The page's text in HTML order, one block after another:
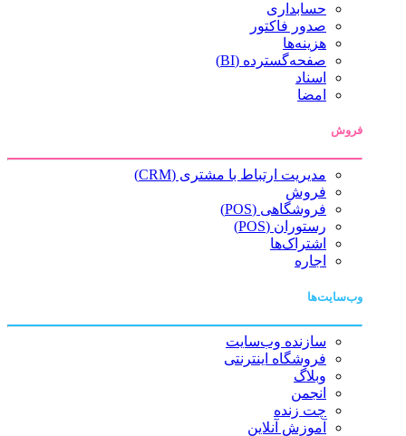
حسابداری
صدور فاکتور
هزینه‌ها
صفحه‌گسترده (BI)
اسناد
امضا
فروش
مدیریت ارتباط با مشتری (CRM)
فروش
فروشگاهی (POS)
رستوران (POS)
اشتراک‌ها
اجاره
وب‌سایت‌ها
سازنده وب‌سایت
فروشگاه اینترنتی
وبلاگ
انجمن
چت زنده
آموزش آنلاین